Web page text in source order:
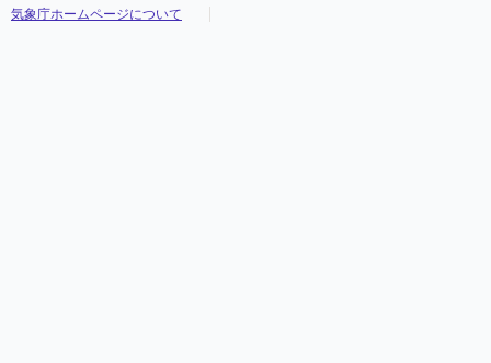
気象庁ホームページについて